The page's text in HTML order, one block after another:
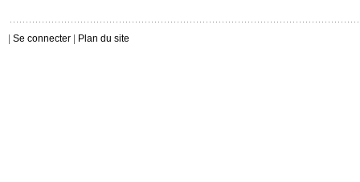
Se connecter Plan du site